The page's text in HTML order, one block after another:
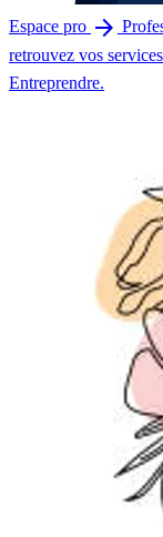
Espace pro arrow_forward
retrouvez vos
Entreprendre.